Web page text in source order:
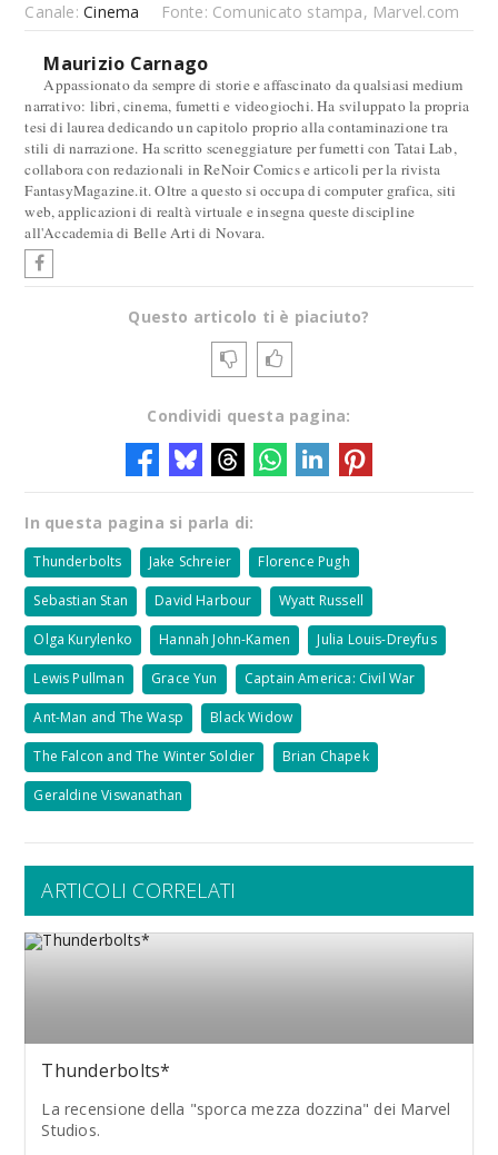
Canale:Cinema Fonte: Comunicato stampa, Marvel.com
Maurizio Carnago
Appassionato da sempre di storie e affascinato da qualsiasi medium
narrativo: libri, cinema, fumetti e videogiochi. Ha sviluppato la propria
tesi di laurea dedicando un capitolo proprio alla contaminazione tra
stili di narrazione. Ha scritto sceneggiature per fumetti con Tatai Lab,
collabora con redazionali in ReNoir Comics e articoli per la rivista
FantasyMagazine.it. Oltre a questo si occupa di computer grafica, siti
web, applicazioni di realtà virtuale e insegna queste discipline
all'Accademia di Belle Arti di Novara.
Questo articolo ti è piaciuto?
Condividi questa pagina:
In questa pagina si parla di:
Thunderbolts Jake Schreier Florence Pugh
Sebastian Stan David Harbour Wyatt Russell
Olga Kurylenko Hannah John-Kamen Julia Louis-Dreyfus
Lewis Pullman Grace Yun Captain America: Civil War
Ant-Man and The Wasp Black Widow
The Falcon and The Winter Soldier Brian Chapek
Geraldine Viswanathan
ARTICOLI CORRELATI
Thunderbolts*
La recensione della "sporca mezza dozzina" dei Marvel
Studios.